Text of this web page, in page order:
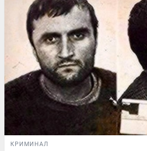
КРИМИНАЛ